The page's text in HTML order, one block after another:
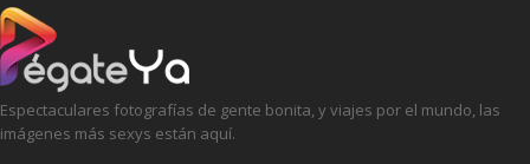
Espectaculares fotografías de gente bonita, y viajes por el mundo, las
imágenes más sexys están aquí.